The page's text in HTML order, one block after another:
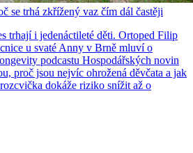
se trhá zkřížený vaz čím dál častěji
trhají i jedenáctileté děti. Ortoped Filip
u svaté Anny v Brně mluví o
podcastu Hospodářských novin
proč jsou nejvíc ohrožená děvčata a jak
dokáže riziko snížit až o